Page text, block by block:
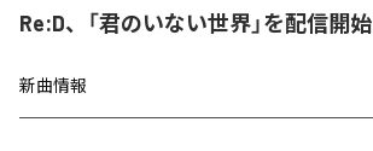
Re:D、「君のいない世界」を配信開始
新曲情報